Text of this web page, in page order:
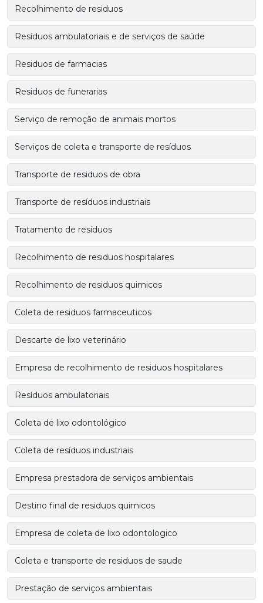
Recolhimento de residuos
Resíduos ambulatoriais e de serviços de saúde
Residuos de farmacias
Residuos de funerarias
Serviço de remoção de animais mortos
Serviços de coleta e transporte de resíduos
Transporte de residuos de obra
Transporte de resíduos industriais
Tratamento de resíduos
Recolhimento de residuos hospitalares
Recolhimento de residuos quimicos
Coleta de residuos farmaceuticos
Descarte de lixo veterinário
Empresa de recolhimento de residuos hospitalares
Resíduos ambulatoriais
Coleta de lixo odontológico
Coleta de resíduos industriais
Empresa prestadora de serviços ambientais
Destino final de residuos quimicos
Empresa de coleta de lixo odontologico
Coleta e transporte de residuos de saude
Prestação de serviços ambientais